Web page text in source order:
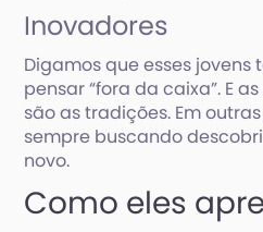
Inovadores
Digamos que esses
pensar “fora da caixa”. E
são as tradições. Em
sempre buscando
novo.
Como eles